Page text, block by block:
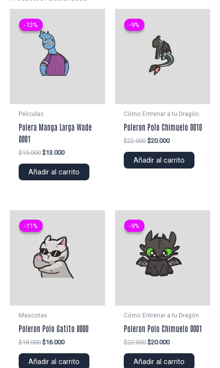
-13%
-13%
Peliculas
Polera Manga Larga Wade
0001
$15.000 El
original
$13.000El
actual
Añadir al carrito
-9%
-9%
Cómo Entrenar a tu Dragón
Poleron Polo Chimuelo 0010
$22.000 El
original
$20.000El
actual
Añadir al carrito
-11%
-11%
Mascotas
Poleron Polo Gatito 0000
$18.000 El
original
$16.000El
actual
Añadir al carrito
-9%
-9%
Cómo Entrenar a tu Dragón
Poleron Polo Chimuelo 0001
$22.000 El
original
$20.000El
actual
Añadir al carrito